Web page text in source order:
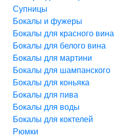
Супницы
Бокалы и фужеры
Бокалы для красного вина
Бокалы для белого вина
Бокалы для мартини
Бокалы для шампанского
Бокалы для коньяка
Бокалы для пива
Бокалы для воды
Бокалы для коктелей
Рюмки